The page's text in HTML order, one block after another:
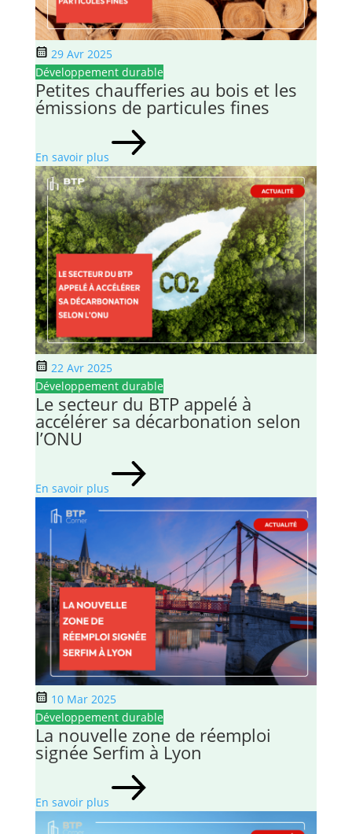
29 Avr 2025
Développement durable
Petites chaufferies au bois et les
émissions de particules fines
En savoir plus
22 Avr 2025
Développement durable
Le secteur du BTP appelé à
accélérer sa décarbonation selon
l’ONU
En savoir plus
10 Mar 2025
Développement durable
La nouvelle zone de réemploi
signée Serfim à Lyon
En savoir plus